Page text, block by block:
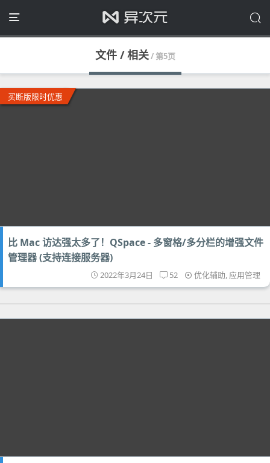
文件 / 相关/ 第5页
买断版限时优惠
比 Mac 访达强太多了！QSpace - 多窗格/多分栏的增强文件
管理器 (支持连接服务器)
2022年3月24日 52 优化辅助, 应用管理